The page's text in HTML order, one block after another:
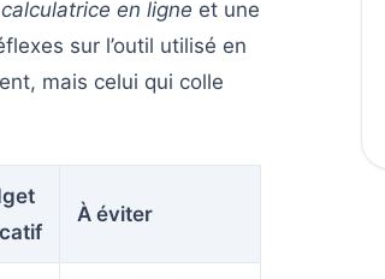
calculatrice en ligne et une
sur l’outil utilisé en
mais celui qui colle
À éviter